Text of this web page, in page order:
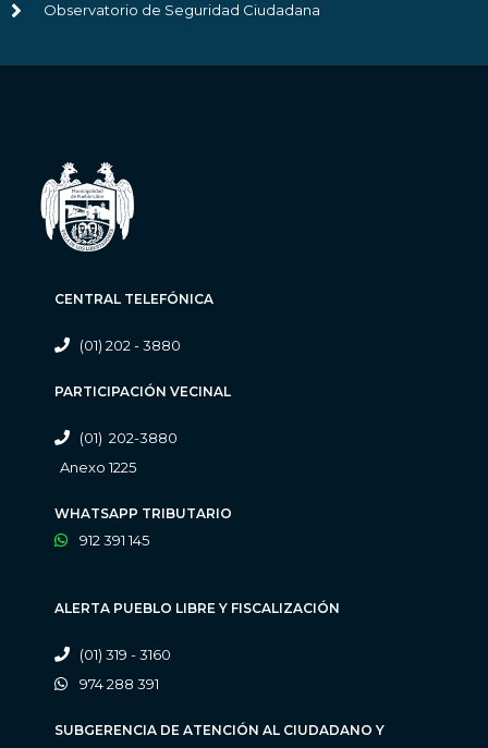
Observatorio de Seguridad Ciudadana
CENTRAL TELEFÓNICA
(01) 202 - 3880
PARTICIPACIÓN VECINAL
(01) 202-3880
Anexo 1225
WHATSAPP TRIBUTARIO
912 391 145
ALERTA PUEBLO LIBRE Y FISCALIZACIÓN
(01) 319 - 3160
974 288 391
SUBGERENCIA DE ATENCIÓN AL CIUDADANO Y